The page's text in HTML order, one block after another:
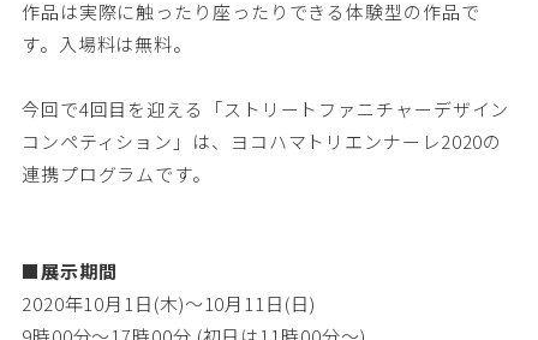
作品は実際に触ったり座ったりできる体験型の作品で
す。入場料は無料。
今回で4回目を迎える「ストリートファニチャーデザイン
コンペティション」は、ヨコハマトリエンナーレ2020の
連携プログラムです。
■展示期間
2020年10月1日(木)～10月11日(日)